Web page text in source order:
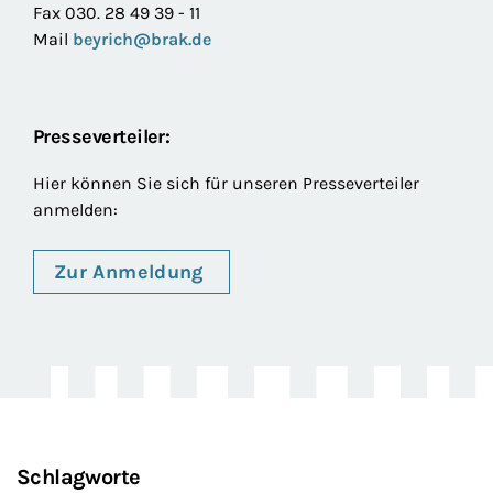
Fax 030. 28 49 39 - 11
Mail beyrich@brak.de
Presseverteiler:
Hier können Sie sich für unseren Presseverteiler
anmelden:
Zur Anmeldung
Schlagworte